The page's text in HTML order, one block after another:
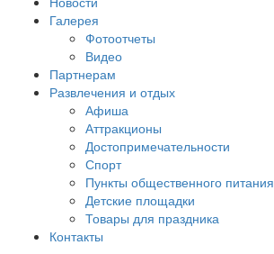
Галерея
Фотоотчеты
Видео
Партнерам
Развлечения и отдых
Афиша
Аттракционы
Достопримечательности
Спорт
Пункты общественного питания
Детские площадки
Товары для праздника
Контакты